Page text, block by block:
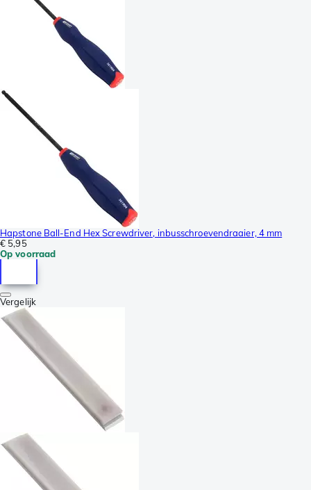
Hapstone Ball-End Hex Screwdriver, inbusschroevendraaier, 4 mm
€ 5,95
Op voorraad
Vergelijk